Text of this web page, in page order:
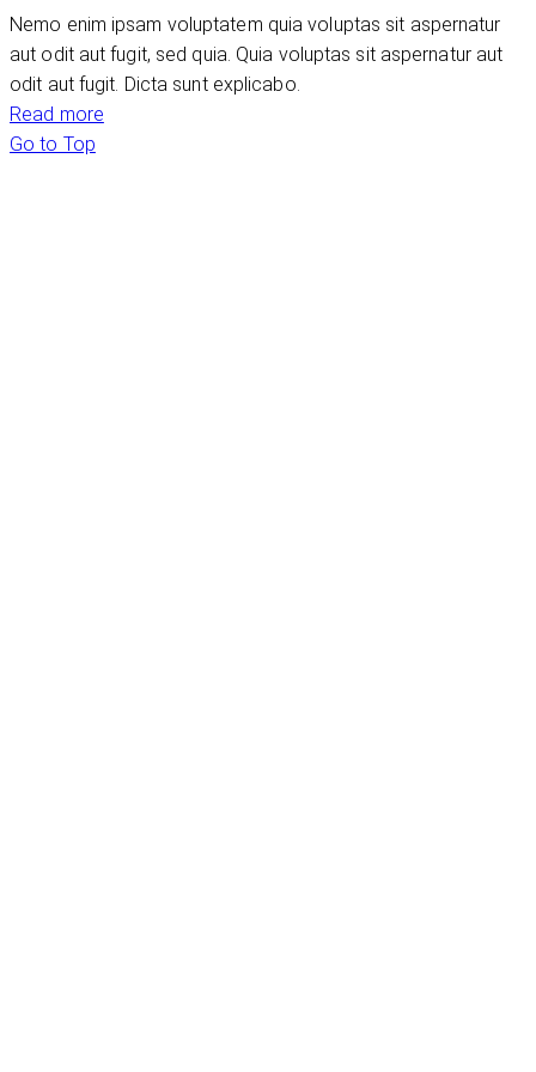
Nemo enim ipsam voluptatem quia voluptas sit aspernatur
aut odit aut fugit, sed quia. Quia voluptas sit aspernatur aut
odit aut fugit. Dicta sunt explicabo.
Read more
Go to Top